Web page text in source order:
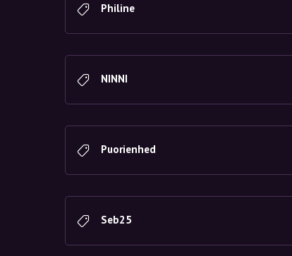
Philine
NINNI
Puorienhed
Seb25